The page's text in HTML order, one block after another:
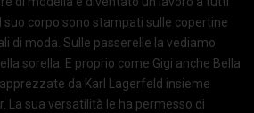
suo corpo sono stampati sulle copertine
di moda. Sulle passerelle la vediamo
sorella. E proprio come Gigi anche Bella
da Karl Lagerfeld insieme
La sua versatilità le ha permesso di